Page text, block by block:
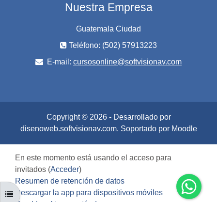
ABRIR ÍNDICE DEL CURSO
Nuestra Empresa
Guatemala Ciudad
Teléfono: (502) 57913223
E-mail: cursosonline@softvisionav.com
Copyright © 2026 - Desarrollado por
disenoweb.softvisionav.com. Soportado por Moodle
En este momento está usando el acceso para
invitados (Acceder)
Resumen de retención de datos
Descargar la app para dispositivos móviles